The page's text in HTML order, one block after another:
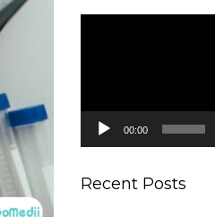
y
00:00
Recent Posts